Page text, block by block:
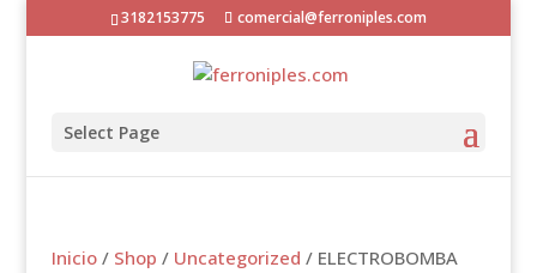
3182153775 comercial@ferroniples.com
Select Page
Inicio/ Shop / Uncategorized / ELECTROBOMBA